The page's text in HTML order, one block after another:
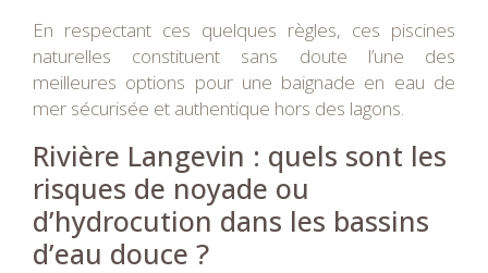
En respectant ces quelques règles, ces piscines
naturelles constituent sans doute l’une des
meilleures options pour une baignade en eau de
mer sécurisée et authentique hors des lagons.
Rivière Langevin : quels sont les
risques de noyade ou
d’hydrocution dans les bassins
d’eau douce ?